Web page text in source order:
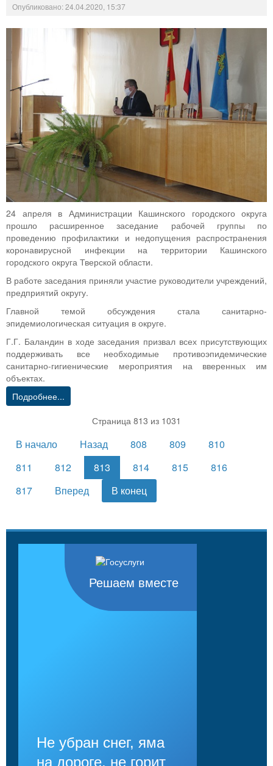
Опубликовано: 24.04.2020, 15:37
24 апреля в Администрации Кашинского городского округа
прошло расширенное заседание рабочей группы по
проведению профилактики и недопущения распространения
коронавирусной инфекции на территории Кашинского
городского округа Тверской области.
В работе заседания приняли участие руководители учреждений,
предприятий округу.
Главной темой обсуждения стала санитарно-
эпидемиологическая ситуация в округе.
Г.Г. Баландин в ходе заседания призвал всех присутствующих
поддерживать все необходимые противоэпидемические
санитарно-гигиенические мероприятия на вверенных им
объектах.
Подробнее...
Страница 813 из 1031
В начало Назад 808 809
810
811
812 813 814 815
816
817
Вперед В конец
Решаем вместе
Не убран снег, яма
на дороге, не горит